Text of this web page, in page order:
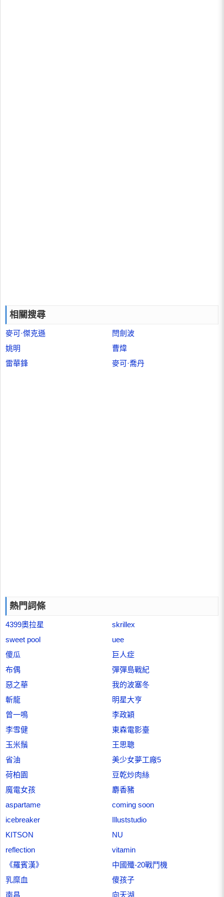
相關搜尋
麥可·傑克遜
閆劍波
姚明
曹煒
雷華鋒
麥可·喬丹
熱門詞條
4399奧拉星
skrillex
sweet pool
uee
傻瓜
巨人症
布偶
彈彈島戰紀
惡之華
我的波塞冬
斬龍
明星大亨
曾一鳴
李政穎
李雪健
東森電影臺
玉米鬚
王思聰
省油
美少女夢工廠5
荷柏園
豆乾炒肉絲
魔電女孩
麝香豬
aspartame
coming soon
icebreaker
Illuststudio
KITSON
NU
reflection
vitamin
《羅賓漢》
中國殲-20戰鬥機
乳糜血
傻孩子
南昌
向天湖